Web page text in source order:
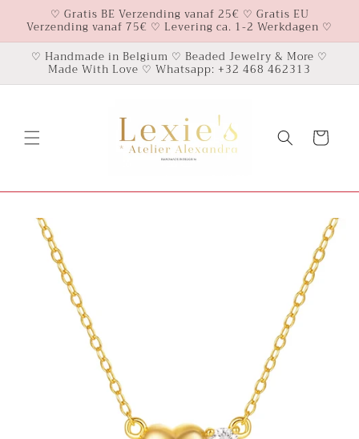
Skip to
content
♡ Gratis BE Verzending vanaf 25€ ♡ Gratis EU
Verzending vanaf 75€ ♡ Levering ca. 1-2 Werkdagen ♡
♡ Handmade in Belgium ♡ Beaded Jewelry & More ♡
Made With Love ♡ Whatsapp: +32 468 462313
Cart
Skip to
product
information